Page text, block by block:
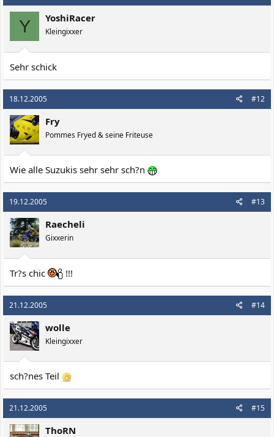
Y YoshiRacer
Kleingixxer
Sehr schick
18.12.2005 #12
Fry
Pommes Fryed & seine Friteuse
Wie alle Suzukis sehr sehr sch?n
19.12.2005 #13
Raecheli
Gixxerin
Tr?s chic !!!
21.12.2005 #14
wolle
Kleingixxer
sch?nes Teil
21.12.2005 #15
ThoRN